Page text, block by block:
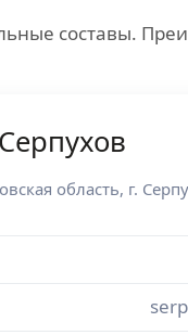
составы.
область, г.